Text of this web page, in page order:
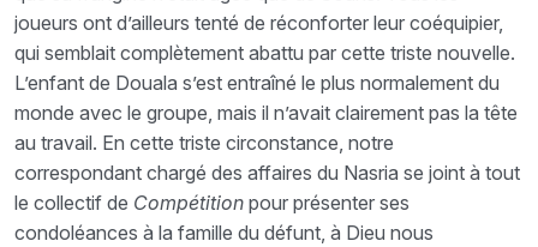
joueurs ont d’ailleurs tenté de réconforter leur coéquipier,
qui semblait complètement abattu par cette triste nouvelle.
L’enfant de Douala s’est entraîné le plus normalement du
monde avec le groupe, mais il n’avait clairement pas la tête
au travail. En cette triste circonstance, notre
correspondant chargé des affaires du Nasria se joint à tout
le collectif de Compétition pour présenter ses
condoléances à la famille du défunt, à Dieu nous